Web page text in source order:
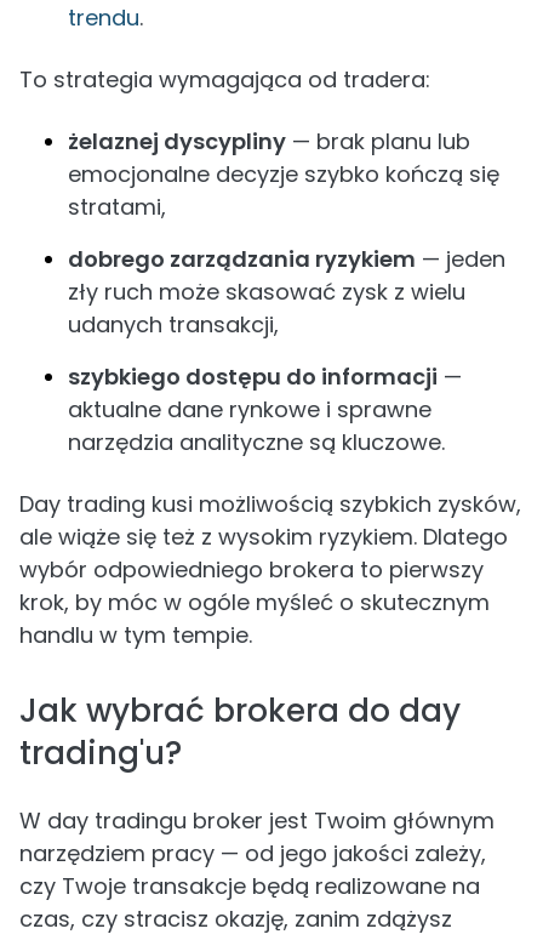
trendu.
To strategia wymagająca od tradera:
żelaznej dyscypliny — brak planu lub
emocjonalne decyzje szybko kończą się
stratami,
dobrego zarządzania ryzykiem — jeden
zły ruch może skasować zysk z wielu
udanych transakcji,
szybkiego dostępu do informacji —
aktualne dane rynkowe i sprawne
narzędzia analityczne są kluczowe.
Day trading kusi możliwością szybkich zysków,
ale wiąże się też z wysokim ryzykiem. Dlatego
wybór odpowiedniego brokera to pierwszy
krok, by móc w ogóle myśleć o skutecznym
handlu w tym tempie.
Jak wybrać brokera do day
trading'u?
W day tradingu broker jest Twoim głównym
narzędziem pracy — od jego jakości zależy,
czy Twoje transakcje będą realizowane na
czas, czy stracisz okazję, zanim zdążysz